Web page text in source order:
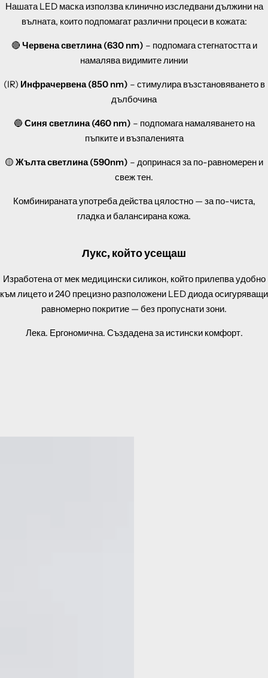
Нашата LED маска използва клинично изследвани дължини на
вълната, които подпомагат различни процеси в кожата:
🔴 Червена светлина (630 nm) – подпомага стегнатостта и
намалява видимите линии
(IR) Инфрачервена (850 nm) – стимулира възстановяването в
дълбочина
🔵 Синя светлина (460 nm) – подпомага намаляването на
пъпките и възпаленията
🟡 Жълта светлина (590nm) – допринася за по-равномерен и
свеж тен.
Комбинираната употреба действа цялостно — за по-чиста,
гладка и балансирана кожа.
Лукс, който усещаш
Изработена от мек медицински силикон, който прилепва удобно
към лицето и 240 прецизно разположени LED диода осигуряващи
равномерно покритие — без пропуснати зони.
Лека. Ергономична. Създадена за истински комфорт.